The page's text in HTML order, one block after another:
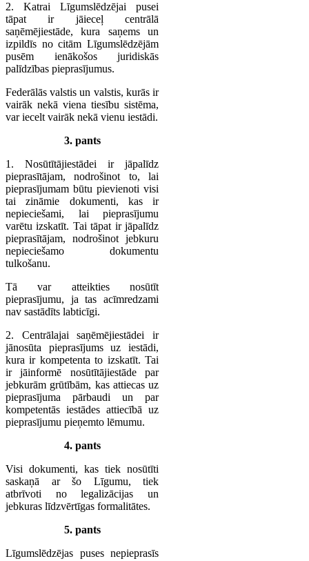
2. Katrai Līgumslēdzējai pusei
tāpat ir jāieceļ centrālā
saņēmējiestāde, kura saņems un
izpildīs no citām Līgumslēdzējām
pusēm ienākošos juridiskās
palīdzības pieprasījumus.
Federālās valstis un valstis, kurās ir
vairāk nekā viena tiesību sistēma,
var iecelt vairāk nekā vienu iestādi.
3. pants
1. Nosūtītājiestādei ir jāpalīdz
pieprasītājam, nodrošinot to, lai
pieprasījumam būtu pievienoti visi
tai zināmie dokumenti, kas ir
nepieciešami, lai pieprasījumu
varētu izskatīt. Tai tāpat ir jāpalīdz
pieprasītājam, nodrošinot jebkuru
nepieciešamo dokumentu
tulkošanu.
Tā var atteikties nosūtīt
pieprasījumu, ja tas acīmredzami
nav sastādīts labticīgi.
2. Centrālajai saņēmējiestādei ir
jānosūta pieprasījums uz iestādi,
kura ir kompetenta to izskatīt. Tai
ir jāinformē nosūtītājiestāde par
jebkurām grūtībām, kas attiecas uz
pieprasījuma pārbaudi un par
kompetentās iestādes attiecībā uz
pieprasījumu pieņemto lēmumu.
4. pants
Visi dokumenti, kas tiek nosūtīti
saskaņā ar šo Līgumu, tiek
atbrīvoti no legalizācijas un
jebkuras līdzvērtīgas formalitātes.
5. pants
Līgumslēdzējas puses nepieprasīs